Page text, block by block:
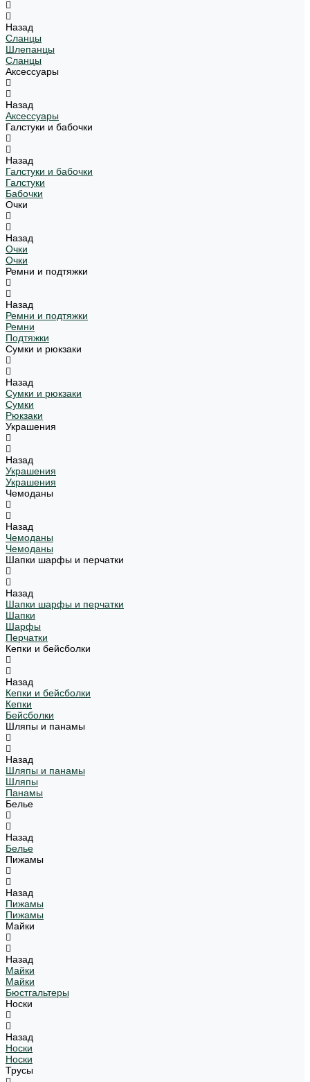
Назад
Сланцы
Шлепанцы
Сланцы
Аксессуары
Назад
Аксессуары
Галстуки и бабочки
Назад
Галстуки и бабочки
Галстуки
Бабочки
Очки
Назад
Очки
Очки
Ремни и подтяжки
Назад
Ремни и подтяжки
Ремни
Подтяжки
Сумки и рюкзаки
Назад
Сумки и рюкзаки
Сумки
Рюкзаки
Украшения
Назад
Украшения
Украшения
Чемоданы
Назад
Чемоданы
Чемоданы
Шапки шарфы и перчатки
Назад
Шапки шарфы и перчатки
Шапки
Шарфы
Перчатки
Кепки и бейсболки
Назад
Кепки и бейсболки
Кепки
Бейсболки
Шляпы и панамы
Назад
Шляпы и панамы
Шляпы
Панамы
Белье
Назад
Белье
Пижамы
Назад
Пижамы
Пижамы
Майки
Назад
Майки
Майки
Бюстгальтеры
Носки
Назад
Носки
Носки
Трусы